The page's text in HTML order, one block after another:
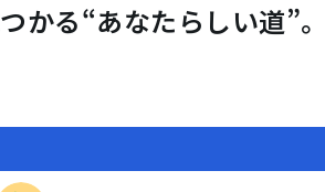
かる“あなたらしい道”。